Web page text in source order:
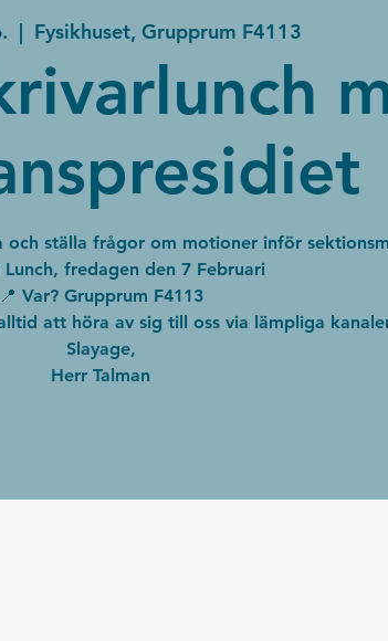
  |
Fysikhuset, Grupprum F4113
och ställa frågor om motioner inför
Lunch, fredagen den 7 Februari
📍 Var? Grupprum F4113
att höra av sig till oss via lämpliga
Slayage,
Herr Talman